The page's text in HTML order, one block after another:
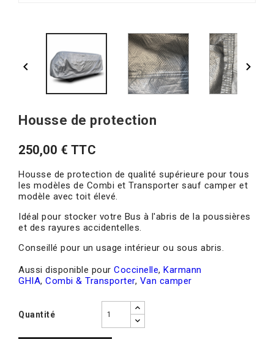
 
Housse de protection
250,00 € TTC
Housse de protection de qualité supérieure pour tous
les modèles de Combi et Transporter sauf camper et
modèle avec toit élevé.
Idéal pour stocker votre Bus à l'abris de la poussières
et des rayures accidentelles.
Conseillé pour un usage intérieur ou sous abris.
Aussi disponible pour Coccinelle, Karmann
GHIA, Combi & Transporter, Van camper
Quantité